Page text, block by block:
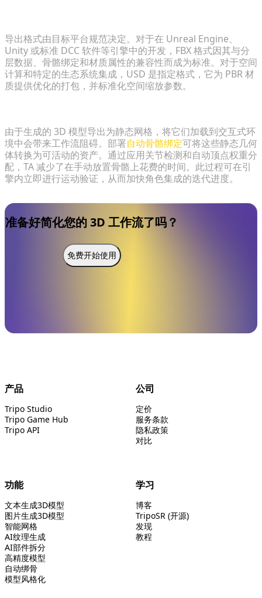
导出格式由目标平台规范决定。对于在 Unreal Engine、
Unity 或标准 DCC 软件等引擎中的开发，FBX 格式因其与分
层数据、骨骼绑定和材质属性的兼容性而成为标准。对于空间
计算和特定的生态系统集成，USD 是指定格式，它为 PBR 材
质提供优化的打包，并标准化空间缩放参数。
由于生成的 3D 模型导出为静态网格，将它们加载到交互式环
境中会带来工作流阻碍。部署自动骨骼绑定可将这些静态几何
体转换为可活动的资产。通过应用关节检测和自动顶点权重分
配，TA 减少了在手动放置骨骼上花费的时间。此过程可在引
擎内立即进行运动验证，从而加快角色集成的迭代进度。
准备好简化您的 3D 工作流了吗？
免费开始使用
产品
Tripo Studio
Tripo Game Hub
Tripo API
公司
定价
服务条款
隐私政策
对比
功能
文本生成3D模型
图片生成3D模型
智能网格
AI纹理生成
AI部件拆分
高精度模型
自动绑骨
模型风格化
学习
博客
TripoSR (开源)
发现
教程